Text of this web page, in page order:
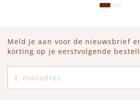
Meld je aan voor de nieuwsbrief
korting op je eerstvolgende